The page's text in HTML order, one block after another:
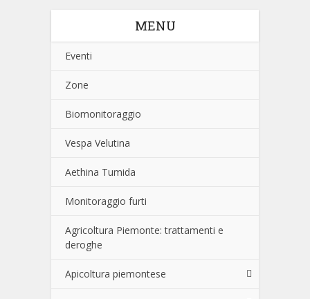
MENU
Eventi
Zone
Biomonitoraggio
Vespa Velutina
Aethina Tumida
Monitoraggio furti
Agricoltura Piemonte: trattamenti e
deroghe
Apicoltura piemontese